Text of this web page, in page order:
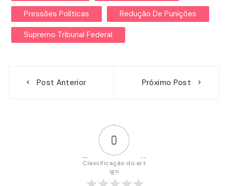
Pressões Políticas Redução De Punições
Supremo Tribunal Federal
Post Anterior Próximo Post
0
Classificação do art
igo